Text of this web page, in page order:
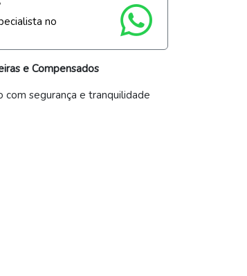
no
e Compensados
com segurança e tranquilidade